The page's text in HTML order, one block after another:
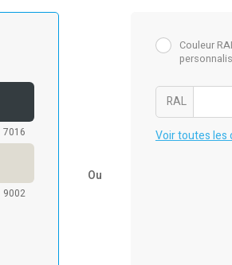
7016
9002
Ou
Couleur
RAL
Voir toutes les